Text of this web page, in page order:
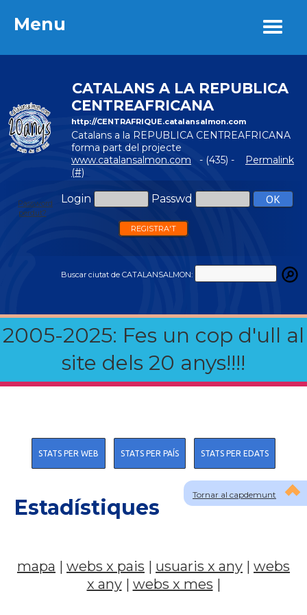
Menu
CATALANS A LA REPUBLICA
CENTREAFRICANA
http://CENTRAFRIQUE.catalansalmon.com
Catalans a la REPUBLICA CENTREAFRICANA
forma part del projecte
www.catalansalmon.com - (435) -
Permalink
(#)
Login Passwd
Password
perdut?
REGISTRA'T
Buscar ciutat de CATALANSALMON:
2005-2025: Fes un cop d'ull al
site dels 20 anys!!!!
Menu
Tornar al capdemunt
STATS PER WEB STATS PER PAÍS STATS PER EDATS
Estadístiques
mapa | webs x pais | usuaris x any | webs
x any| webs x mes |